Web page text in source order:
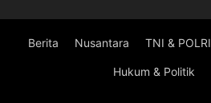
Berita Nusantara TNI & POLRI
Hukum & Politik